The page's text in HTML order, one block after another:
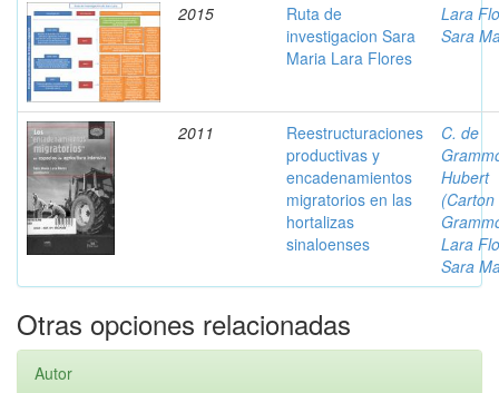
2015
Ruta de
investigacion Sara
Maria Lara Flores
Lara
Sara
2011
Reestructuraciones
productivas y
encadenamientos
migratorios en las
hortalizas
sinaloenses
C. de
Hubert
(Carton
Lara
Sara
Otras opciones relacionadas
Autor